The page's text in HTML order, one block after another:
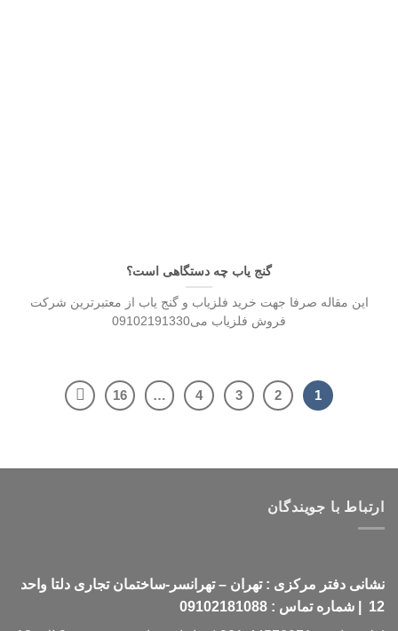
گنج یاب چه دستگاهی است؟
این مقاله صرفا جهت خرید فلزیاب و گنج یاب از معتبرترین شرکت
فروش فلزیاب می09102191330
1
2
3
4
…
16
ارتباط با جویندگان
نشانی دفتر مرکزی : تهران – تهرانسر-ساختمان تجاری دلتا واحد
12 | شماره تماس : 09102181088